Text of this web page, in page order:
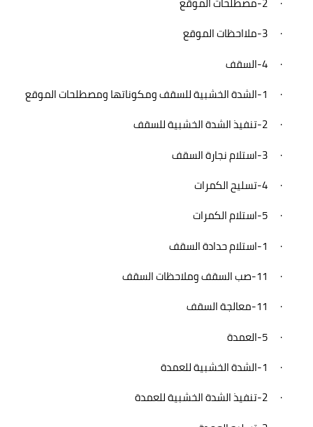
·
-3ملااحظات الموقع
·
-4السقف
·
-1الشدة الخشبية للسقف ومكوناتها ومصطلحات الموقع
·
-2تنفيذ الشدة الخشبية للسقف
·
-3استلام نجارة السقف
·
-4تسليح الكمرات
·
-5استلام الكمرات
·
-1استلام حدادة السقف
·
-11صب السقف وملاحظات السقف
·
-11معالجة السقف
·
-5العمدة
·
-1الشدة الخشبية للعمدة
·
-2تنفيذ الشدة الخشبية للعمدة